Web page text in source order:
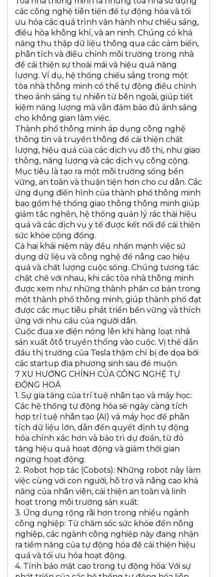
các công nghệ tiên tiến để tự động hóa và tối
ưu hóa các quá trình vận hành như chiếu sáng,
điều hòa không khí, và an ninh. Chúng có khả
năng thu thập dữ liệu thông qua các cảm biến,
phân tích và điều chỉnh môi trường trong nhà
để cải thiện sự thoải mái và hiệu quả năng
lượng. Ví dụ, hệ thống chiếu sáng trong một
tòa nhà thông minh có thể tự động điều chỉnh
theo ánh sáng tự nhiên từ bên ngoài, giúp tiết
kiệm năng lượng mà vẫn đảm bảo đủ ánh sáng
cho không gian làm việc.
Thành phố thông minh áp dụng công nghệ
thông tin và truyền thông để cải thiện chất
lượng, hiệu quả của các dịch vụ đô thị, như giao
thông, năng lượng và các dịch vụ công cộng.
Mục tiêu là tạo ra một môi trường sống bền
vững, an toàn và thuận tiện hơn cho cư dân. Các
ứng dụng điển hình của thành phố thông minh
bao gồm hệ thống giao thông thông minh giúp
giảm tắc nghẽn, hệ thống quản lý rác thải hiệu
quả và các dịch vụ y tế được kết nối để cải thiện
sức khỏe cộng đồng.
Cả hai khái niệm này đều nhấn mạnh việc sử
dụng dữ liệu và công nghệ để nâng cao hiệu
quả và chất lượng cuộc sống. Chúng tương tác
chặt chẽ với nhau, khi các tòa nhà thông minh
được xem như những thành phần cơ bản trong
một thành phố thông minh, giúp thành phố đạt
được các mục tiêu phát triển bền vững và thích
ứng với nhu cầu của người dân.
Cuộc đua xe điện nóng lên khi hàng loạt nhà
sản xuất ôtô truyền thống vào cuộc. Vị thế dẫn
đầu thị trường của Tesla thậm chí bị đe dọa bởi
các startup địa phương sinh sau đẻ muộn.
7 XU HƯỚNG CHÍNH CỦA CÔNG NGHỆ TỰ
ĐỘNG HOÁ
1. Sự gia tăng của trí tuệ nhân tạo và máy học:
Các hệ thống tự động hóa sẽ ngày càng tích
hợp trí tuệ nhân tạo (AI) và máy học để phân
tích dữ liệu lớn, dẫn đến quyết định tự động
hóa chính xác hơn và bảo trì dự đoán, từ đó
tăng hiệu quả hoạt động và giảm thời gian
ngừng hoạt động.
2. Robot hợp tác (Cobots): Những robot này làm
việc cùng với con người, hỗ trợ và nâng cao khả
năng của nhân viên, cải thiện an toàn và linh
hoạt trong môi trường sản xuất.
3. Ứng dụng rộng rãi hơn trong nhiều ngành
công nghiệp: Từ chăm sóc sức khỏe đến nông
nghiệp, các ngành công nghiệp này đang nhận
ra tiềm năng của tự động hóa để cải thiện hiệu
quả và tối ưu hóa hoạt động.
4. Tính bảo mật cao trong tự động hóa: Với sự